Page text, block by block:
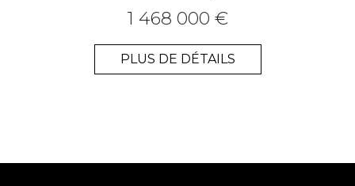
1 468 000 €
PLUS DE DÉTAILS